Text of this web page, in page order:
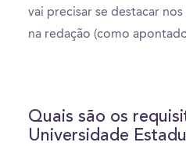
vai precisar se destacar
na redação (como
Quais são os
Universidade